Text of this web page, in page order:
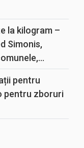
la kilogram –
Simonis,
pentru
pentru zboruri